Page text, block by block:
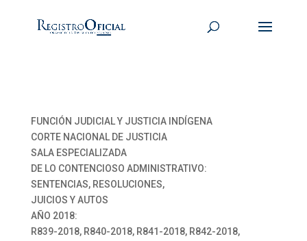
FUNCIÓN JUDICIAL Y JUSTICIA INDÍGENA
CORTE NACIONAL DE JUSTICIA
SALA ESPECIALIZADA
DE LO CONTENCIOSO ADMINISTRATIVO:
SENTENCIAS, RESOLUCIONES,
JUICIOS Y AUTOS
AÑO 2018:
R839-2018, R840-2018, R841-2018, R842-2018,